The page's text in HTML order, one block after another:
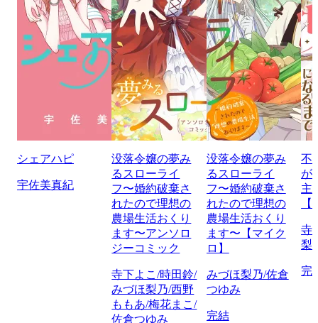
シェアハピ
宇佐美真紀
没落令嬢の夢み
るスローライ
フ〜婚約破棄さ
れたので理想の
農場生活おくり
ます〜アンソロ
ジーコミック
寺下よこ/時田鈴/
みづほ梨乃/西野
ももあ/梅花まこ/
佐倉つゆみ
没落令嬢の夢み
るスローライ
フ〜婚約破棄さ
れたので理想の
農場生活おくり
ます〜【マイク
ロ】
みづほ梨乃/佐倉
つゆみ
完結
不
が
主
寺
梨
完